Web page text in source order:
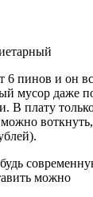
6 пинов и он
мусор даже
В плату
можно